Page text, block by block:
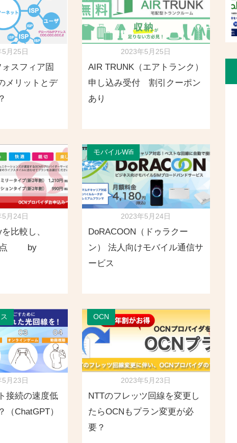
月25日
スフィア固
メリットとデ
2023年5月25日
AIR TRUNK（エアトランク）
申し込み受付 割引クーポン
あり
月24日
比較し、
点 by
モバイルWifi
2023年5月24日
DoRACOON（ドゥラクー
ン） 法人向けモバイル通信サ
ービス
月23日
接続の速度低
（ChatGPT）
OCN
2023年5月23日
NTTのフレッツ回線を変更し
たらOCNもプラン変更が必
要？